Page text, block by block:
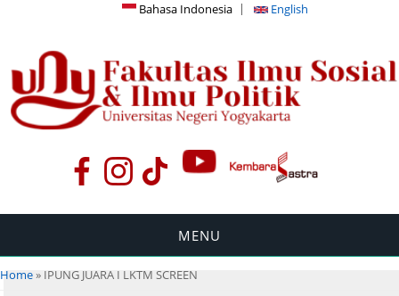
Bahasa Indonesia English
MENU
You are here
Home» IPUNG JUARA I LKTM SCREEN